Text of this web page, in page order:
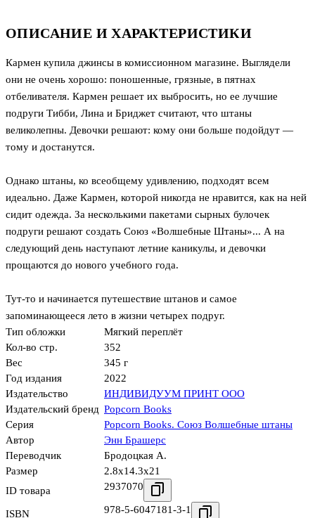
ОПИСАНИЕ И ХАРАКТЕРИСТИКИ
Кармен купила джинсы в комиссионном магазине. Выглядели
они не очень хорошо: поношенные, грязные, в пятнах
отбеливателя. Кармен решает их выбросить, но ее лучшие
подруги Тибби, Лина и Бриджет считают, что штаны
великолепны. Девочки решают: кому они больше подойдут —
тому и достанутся.
Однако штаны, ко всеобщему удивлению, подходят всем
идеально. Даже Кармен, которой никогда не нравится, как на ней
сидит одежда. За несколькими пакетами сырных булочек
подруги решают создать Союз «Волшебные Штаны»... А на
следующий день наступают летние каникулы, и девочки
прощаются до нового учебного года.
Тут-то и начинается путешествие штанов и самое
запоминающееся лето в жизни четырех подруг.
Тип обложки
Мягкий переплёт
Кол-во стр.
352
Вес
345 г
Год издания
2022
Издательство
ИНДИВИДУУМ ПРИНТ ООО
Издательский бренд Popcorn Books
Серия
Popcorn Books. Союз Волшебные штаны
Автор
Энн Брашерс
Переводчик
Бродоцкая А.
Размер
2.8x14.3x21
ID товара
2937070
ISBN 978-5-6047181-3-1